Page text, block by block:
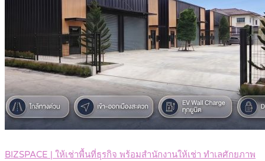
BIZSPACE | ให้เช่าพื้นที่ธุรกิจ พร้อมสำนักงานให้เช่า ทำเลศักยภาพ